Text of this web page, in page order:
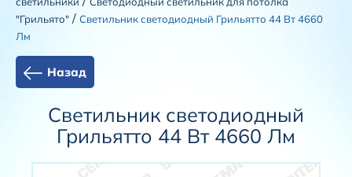
"Грильято" / Светильник светодиодный Грильятто 44 Вт 4660
Лм
Назад
Светильник светодиодный
Грильятто 44 Вт 4660 Лм